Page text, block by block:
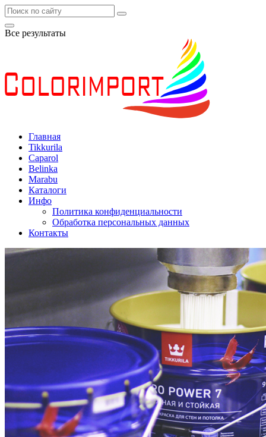
Все результаты
Главная
Tikkurila
Caparol
Belinka
Marabu
Каталоги
Инфо
Политика конфиденциальности
Обработка персональных данных
Контакты